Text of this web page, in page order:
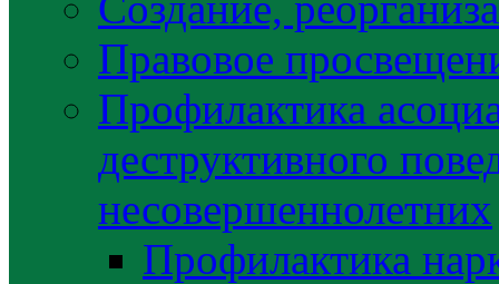
Правовое
Профилактика
деструктивного
несовершеннолетних
Профилактика